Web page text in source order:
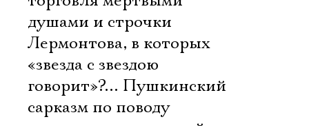
душами и строчки
Лермонтова, в которых
«звезда с звездою
говорит»?… Пушкинский
сарказм по поводу
Электропочта